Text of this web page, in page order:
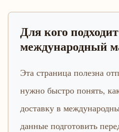
Для кого
международный
Эта страница полезна
нужно быстро понять,
доставку в
данные подготовить